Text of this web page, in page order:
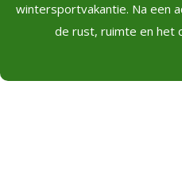
wintersportvakantie. Na een
de rust, ruimte en het